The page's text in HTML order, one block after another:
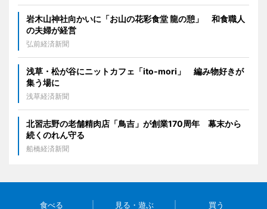
岩木山神社向かいに「お山の花彩食堂 龍の憩」 和食職人
の夫婦が経営
弘前経済新聞
浅草・松が谷にニットカフェ「ito-mori」 編み物好きが
集う場に
浅草経済新聞
北習志野の老舗精肉店「鳥吉」が創業170周年 幕末から
続くのれん守る
船橋経済新聞
食べる 見る・遊ぶ 買う